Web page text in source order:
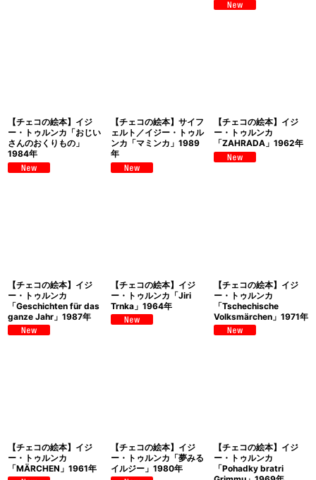
【チェコの絵本】イジ
ー・トゥルンカ「おじい
さんのおくりもの」
1984年
【チェコの絵本】サイフ
ェルト／イジー・トゥル
ンカ「マミンカ」1989
年
【チェコの絵本】イジ
ー・トゥルンカ
「ZAHRADA」1962年
【チェコの絵本】イジ
ー・トゥルンカ
「Geschichten für das
ganze Jahr」1987年
【チェコの絵本】イジ
ー・トゥルンカ「Jiri
Trnka」1964年
【チェコの絵本】イジ
ー・トゥルンカ
「Tschechische
Volksmärchen」1971年
【チェコの絵本】イジ
ー・トゥルンカ
「MÄRCHEN」1961年
【チェコの絵本】イジ
ー・トゥルンカ「夢みる
イルジー」1980年
【チェコの絵本】イジ
ー・トゥルンカ
「Pohadky bratri